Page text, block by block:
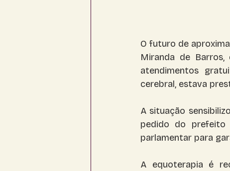
O futuro de
Miranda de
atendimentos
cerebral, estava
A situação
pedido do prefeito
parlamentar para
A equoterapia é